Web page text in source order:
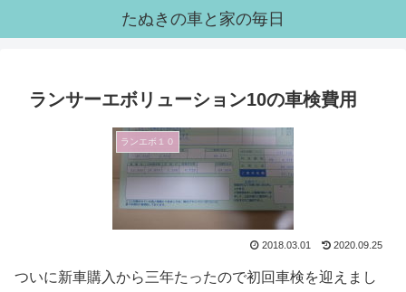
たぬきの車と家の毎日
ランサーエボリューション10の車検費用
ランエボ１０
2018.03.01 2020.09.25
ついに新車購入から三年たったので初回車検を迎えまし